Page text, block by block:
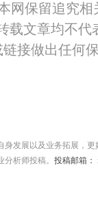
网保留追究
载文章均不
接做出任何
发展以及业务拓展，
析师投稿。 投稿邮箱：